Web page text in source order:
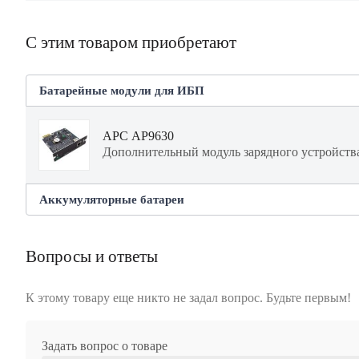
С этим товаром приобретают
Батарейные модули для ИБП
APC AP9630
Дополнительный модуль зарядного
Аккумуляторные батареи
Аккумулятор для ИБП
Вопросы и ответы
К этому товару еще никто не задал вопрос. Будьте первым!
Задать вопрос о товаре